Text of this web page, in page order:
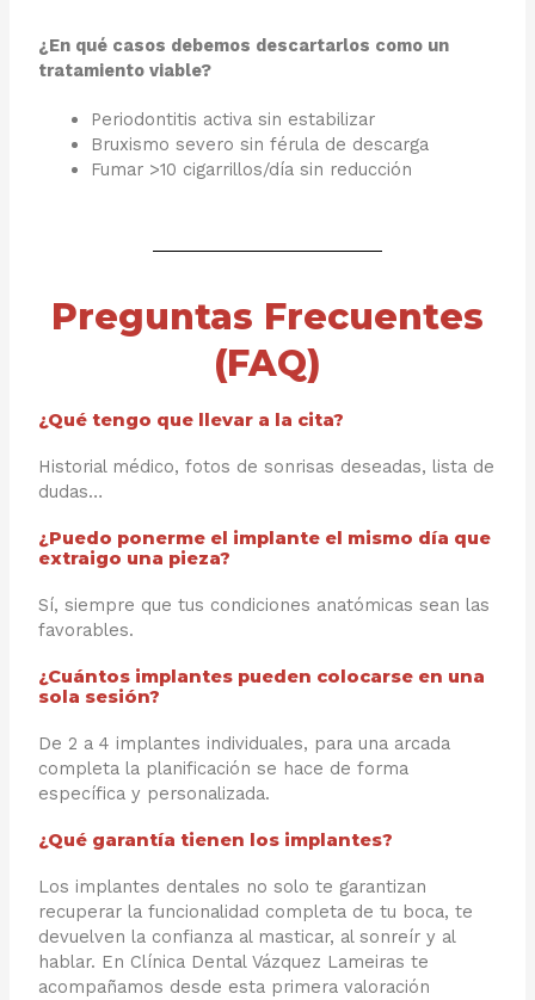
¿En qué casos debemos descartarlos como un
tratamiento viable?
Periodontitis activa sin estabilizar
Bruxismo severo sin férula de descarga
Fumar >10 cigarrillos/día sin reducción
Preguntas Frecuentes
(FAQ)
¿Qué tengo que llevar a la cita?
Historial médico, fotos de sonrisas deseadas, lista de
dudas…
¿Puedo ponerme el implante el mismo día que
extraigo una pieza?
Sí, siempre que tus condiciones anatómicas sean las
favorables.
¿Cuántos implantes pueden colocarse en una
sola sesión?
De 2 a 4 implantes individuales, para una arcada
completa la planificación se hace de forma
específica y personalizada.
¿Qué garantía tienen los implantes?
Los implantes dentales no solo te garantizan
recuperar la funcionalidad completa de tu boca, te
devuelven la confianza al masticar, al sonreír y al
hablar. En Clínica Dental Vázquez Lameiras te
acompañamos desde esta primera valoración